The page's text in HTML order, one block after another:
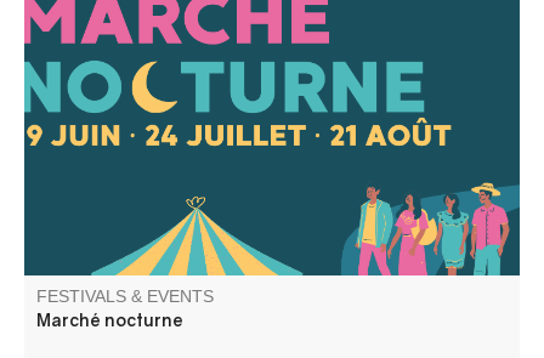
Come discover the first edition of Entrevaux’s outdoor
night markets: regular vendors and special guests,
shopping in the cool evening air, open bars, and a friendly
atmosphere await you.
FESTIVALS & EVENTS
Marché nocturne